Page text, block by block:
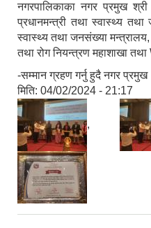
नगरपालिकाका नगर प्रमुख
प्रधानमन्त्री तथा स्वास्थ्य
स्वास्थ्य तथा जनसंख्या मन्त्रालय,
तथा रोग नियन्त्रण महाशाखा तथा
-सम्मान ग्रहण गर्नु हुदै नगर प्रमुख
मिति: 04/02/2024 - 21:17
,